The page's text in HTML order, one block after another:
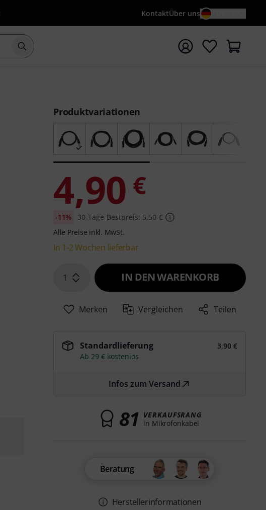
KontaktÜber uns
Suche mit Suchwort {searchTerm} starten
Produktvariationen
4,90 €
-11%
30-Tage-Bestpreis: 5,50 €
Alle Preise inkl. MwSt.
In 1-2 Wochen lieferbar
1 IN DEN WARENKORB
Merken Vergleichen Teilen
Standardlieferung
3,90 €
Ab 29 € kostenlos
Infos zum Versand
81 VERKAUFSRANG
in Mikrofonkabel
Beratung
Herstellerinformationen